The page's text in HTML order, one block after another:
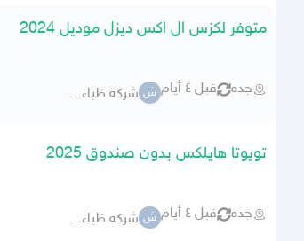
متوفر لكزس ال اكس ديزل موديل 2024
جده قبل ٤ أيام ش شركة ظباء للسيارات
تويوتا هايلكس بدون صندوق 2025
جده قبل ٤ أيام ش شركة ظباء للسيارات